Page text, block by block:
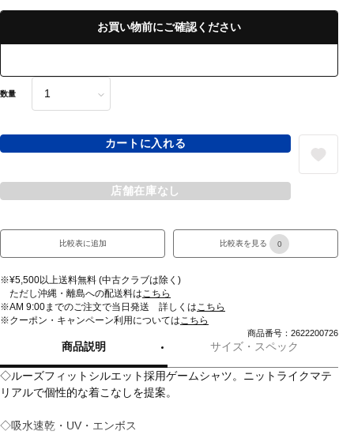
お買い物前にご確認ください
数量
カートに入れる
店舗在庫なし
比較表に追加 比較表を見る 0
※¥5,500以上送料無料 (中古クラブは除く)
ただし沖縄・離島への配送料はこちら
※AM 9:00までのご注文で当日発送 詳しくはこちら
※クーポン・キャンペーン利用についてはこちら
商品番号：2622200726
商品説明 サイズ・スペック
◇ルーズフィットシルエット採用ゲームシャツ。ニットライクマテ
リアルで個性的な着こなしを提案。
◇吸水速乾・UV・エンボス